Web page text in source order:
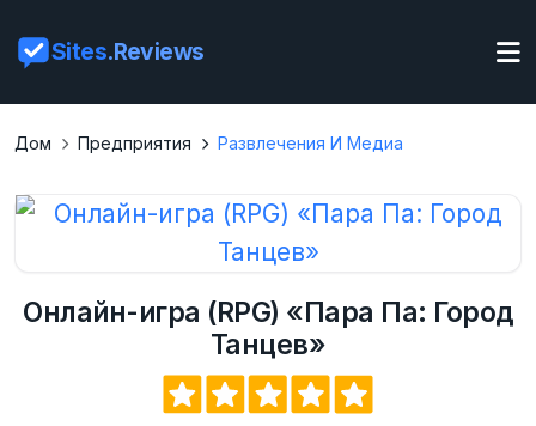
Sites.Reviews
Дом Предприятия Развлечения И Медиа
Онлайн-игра (RPG) «Пара Па: Город
Танцев»